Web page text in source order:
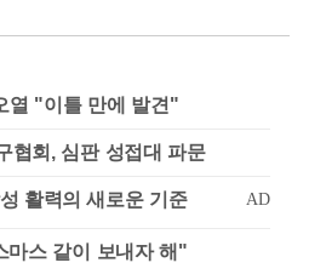
열 "이틀 만에 발견"
협회, 심판 성접대 파문
마스 같이 보내자 해"